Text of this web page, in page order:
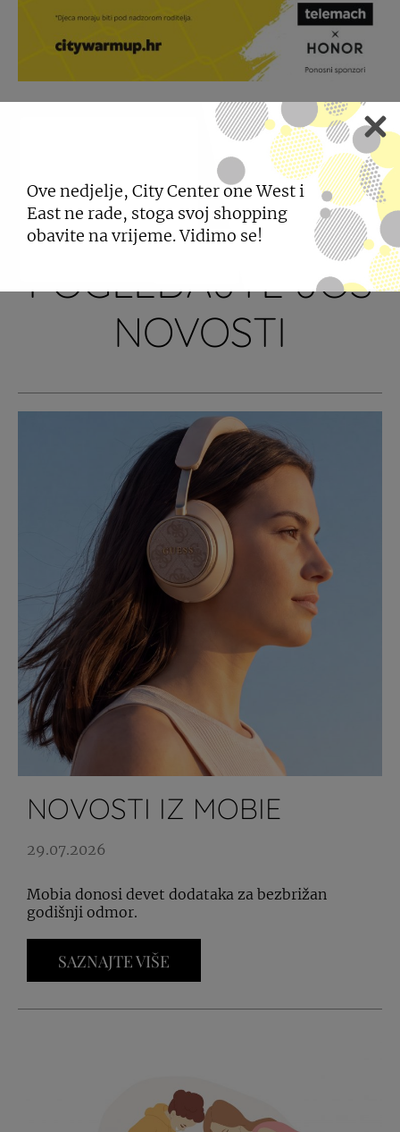
PODIJELI
POGLEDAJTE JOŠ
NOVOSTI
NOVOSTI IZ MOBIE
29.07.2026
Mobia donosi devet dodataka za bezbrižan
godišnji odmor.
SAZNAJTE VIŠE
Ove nedjelje, City Center one West i
East ne rade, stoga svoj shopping
obavite na vrijeme. Vidimo se!